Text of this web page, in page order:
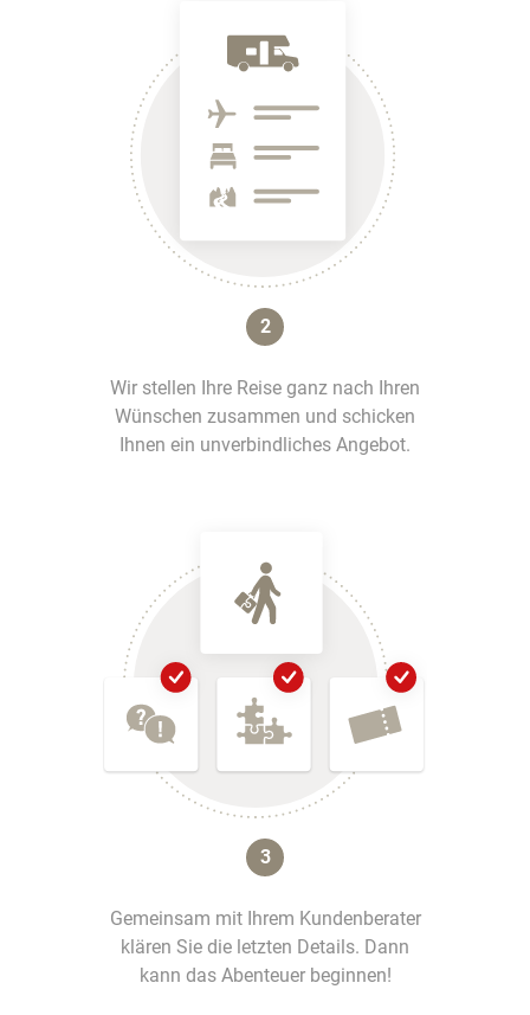
2
Wir stellen Ihre Reise ganz nach Ihren
Wünschen zusammen und schicken
Ihnen ein unverbindliches Angebot.
3
Gemeinsam mit Ihrem Kundenberater
klären Sie die letzten Details. Dann
kann das Abenteuer beginnen!